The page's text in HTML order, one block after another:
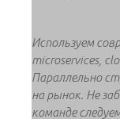
Используем
microservices,
Параллельно
на рынок. Не
команде